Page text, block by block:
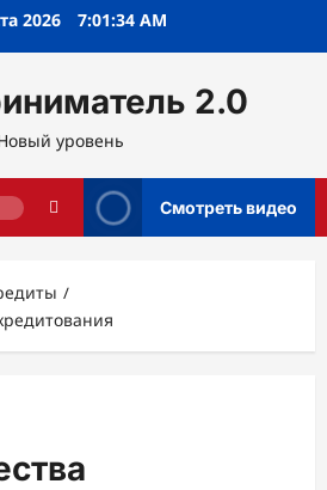
2026 7:01:35 AM
2.0
уровень
Смотреть видео